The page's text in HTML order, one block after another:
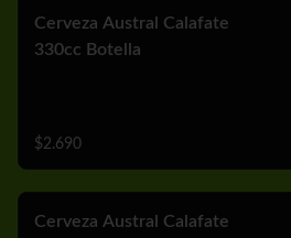
Cerveza Austral Calafate
330cc Botella
$2.690
Cerveza Austral Calafate